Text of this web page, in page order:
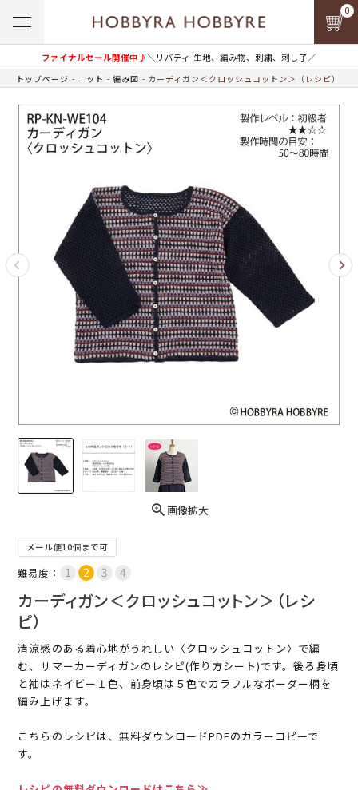
ファイナルセール開催中♪＼リバティ 生地、編み物、刺繍、刺し子／
0
トップページ ニット 編み図 カーディガン＜クロッシュコットン＞（レシピ）
画像拡大
メール便10個まで可
難易度：
カーディガン＜クロッシュコットン＞（レシ
ピ）
清涼感のある着心地がうれしい〈クロッシュコットン〉で編
む、サマーカーディガンのレシピ(作り方シート)です。後ろ身頃
と袖はネイビー１色、前身頃は５色でカラフルなボーダー柄を
編み上げます。
こちらのレシピは、無料ダウンロードPDFのカラーコピーで
す。